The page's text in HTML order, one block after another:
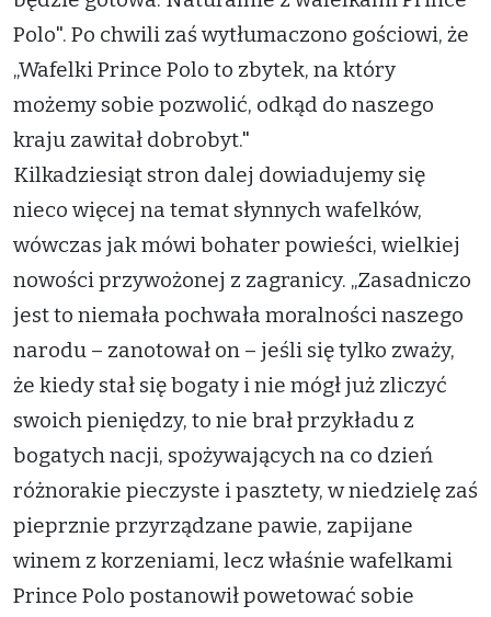
Polo". Po chwili zaś wytłumaczono gościowi, że
„Wafelki Prince Polo to zbytek, na który
możemy sobie pozwolić, odkąd do naszego
kraju zawitał dobrobyt."
Kilkadziesiąt stron dalej dowiadujemy się
nieco więcej na temat słynnych wafelków,
wówczas jak mówi bohater powieści, wielkiej
nowości przywożonej z zagranicy. „Zasadniczo
jest to niemała pochwała moralności naszego
narodu – zanotował on – jeśli się tylko zważy,
że kiedy stał się bogaty i nie mógł już zliczyć
swoich pieniędzy, to nie brał przykładu z
bogatych nacji, spożywających na co dzień
różnorakie pieczyste i pasztety, w niedzielę zaś
pieprznie przyrządzane pawie, zapijane
winem z korzeniami, lecz właśnie wafelkami
Prince Polo postanowił powetować sobie